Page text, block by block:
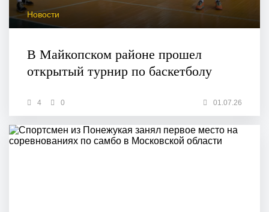
Новости
В Майкопском районе прошел
открытый турнир по баскетболу
4 0 01.07.26